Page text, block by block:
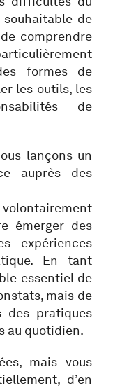
de
comprendre
formes de
les outils, les
de
lançons un
auprès des
émerger des
expériences
En tant
essentiel de
mais de
des pratiques
au quotidien.
mais vous
d’en